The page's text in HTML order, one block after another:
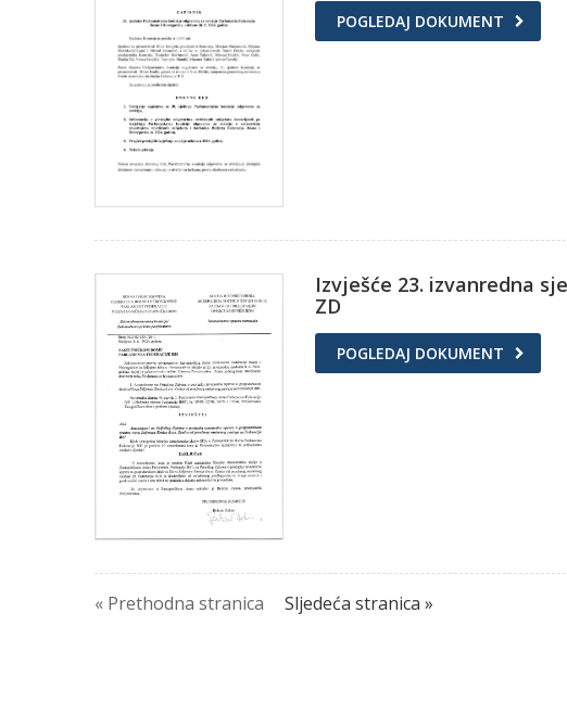
POGLEDAJ DOKUMENT
Izvješće 23. izvanredna
ZD
POGLEDAJ DOKUMENT
« Prethodna stranica Sljedeća stranica »